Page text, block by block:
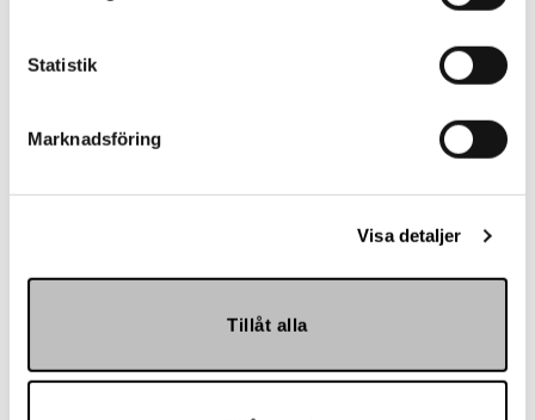
Statistik
Marknadsföring
Visa detaljer
Tillåt alla
Maria Nila